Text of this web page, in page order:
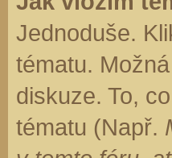
Jednoduše.
tématu.
diskuze. To,
tématu (Např.